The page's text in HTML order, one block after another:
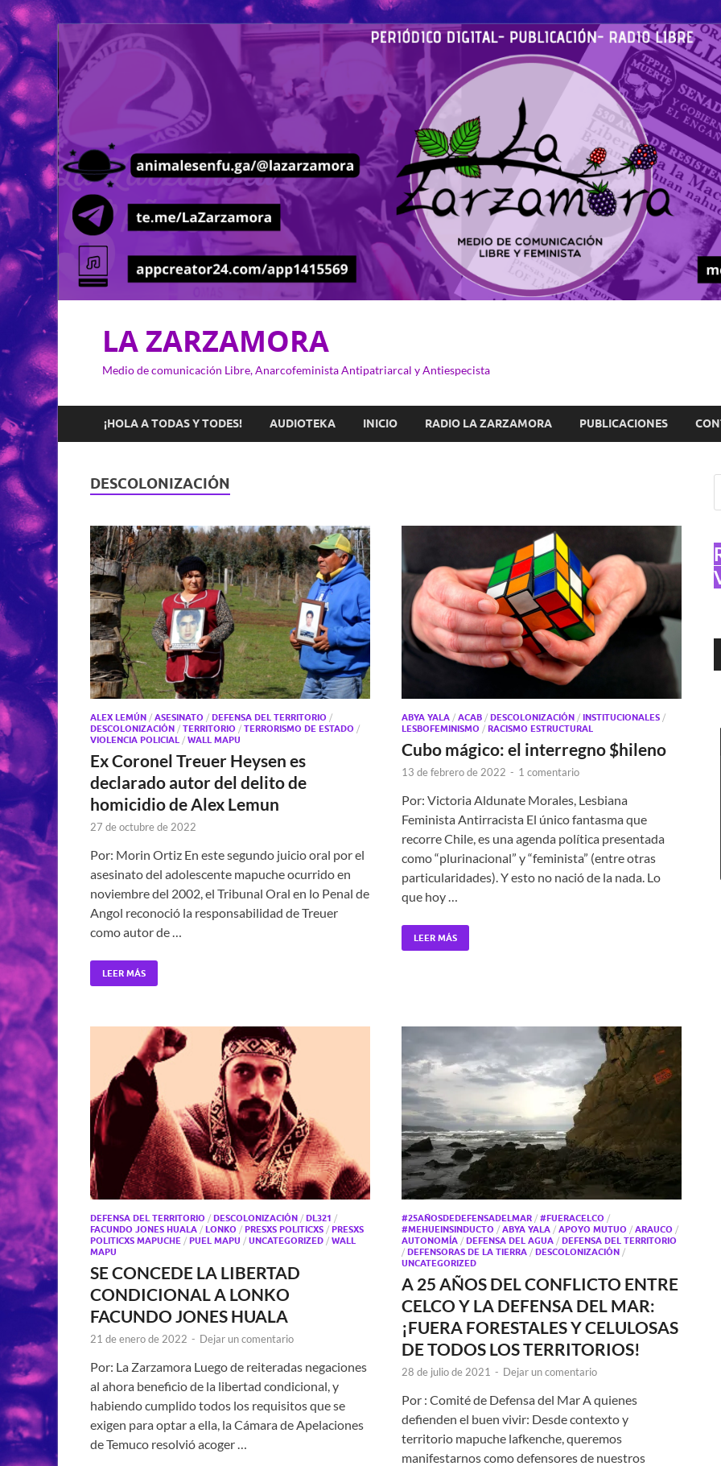
LA ZARZAMORA
Medio de comunicación Libre, Anarcofeminista Antipatriarcal y Antiespecista
¡HOLA A TODAS Y TODES! AUDIOTEKA INICIO RADIO LA ZARZAMORA PUBLICACIONES
DESCOLONIZACIÓN
ALEX LEMÚN / ASESINATO / DEFENSA DEL TERRITORIO /
DESCOLONIZACIÓN / TERRITORIO / TERRORISMO DE ESTADO /
VIOLENCIA POLICIAL / WALL MAPU
Ex Coronel Treuer Heysen es
declarado autor del delito de
homicidio de Alex Lemun
27 de octubre de 2022
Por: Morin Ortiz En este segundo juicio oral por el
asesinato del adolescente mapuche ocurrido en
noviembre del 2002, el Tribunal Oral en lo Penal de
Angol reconoció la responsabilidad de Treuer
como autor de …
LEER MÁS
ABYA YALA / ACAB / DESCOLONIZACIÓN / INSTITUCIONALES /
LESBOFEMINISMO / RACISMO ESTRUCTURAL
Cubo mágico: el interregno $hileno
13 de febrero de 2022 - 1 comentario
Por: Victoria Aldunate Morales, Lesbiana
Feminista Antirracista El único fantasma que
recorre Chile, es una agenda política presentada
como “plurinacional” y “feminista” (entre otras
particularidades). Y esto no nació de la nada. Lo
que hoy …
LEER MÁS
DEFENSA DEL TERRITORIO / DESCOLONIZACIÓN / DL321 /
FACUNDO JONES HUALA / LONKO / PRESXS POLITICXS / PRESXS
POLITICXS MAPUCHE / PUEL MAPU / UNCATEGORIZED / WALL
MAPU
SE CONCEDE LA LIBERTAD
CONDICIONAL A LONKO
FACUNDO JONES HUALA
21 de enero de 2022 - Dejar un comentario
Por: La Zarzamora Luego de reiteradas negaciones
al ahora beneficio de la libertad condicional, y
habiendo cumplido todos los requisitos que se
exigen para optar a ella, la Cámara de Apelaciones
de Temuco resolvió acoger …
#25AÑOSDEDEFENSADELMAR / #FUERACELCO /
#MEHUEINSINDUCTO / ABYA YALA / APOYO MUTUO / ARAUCO /
AUTONOMÍA / DEFENSA DEL AGUA / DEFENSA DEL TERRITORIO
/ DEFENSORAS DE LA TIERRA / DESCOLONIZACIÓN /
UNCATEGORIZED
A 25 AÑOS DEL CONFLICTO ENTRE
CELCO Y LA DEFENSA DEL MAR:
¡FUERA FORESTALES Y CELULOSAS
DE TODOS LOS TERRITORIOS!
28 de julio de 2021 - Dejar un comentario
Por : Comité de Defensa del Mar A quienes
defienden el buen vivir: Desde contexto y
territorio mapuche lafkenche, queremos
manifestarnos como defensores de nuestros